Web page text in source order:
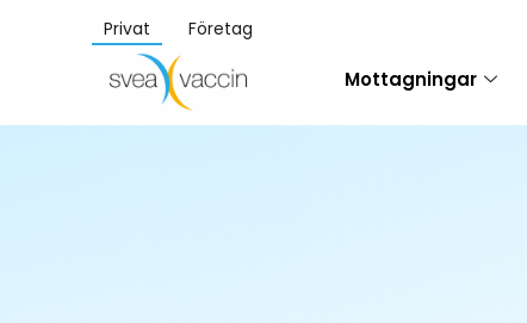
Privat Företag
Mottagningar